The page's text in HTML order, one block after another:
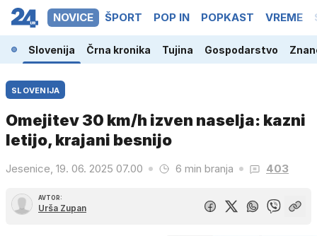
NOVICE ŠPORT POP IN POPKAST VREME
Slovenija Črna kronika Tujina Gospodarstvo
SLOVENIJA
Omejitev 30 km/h izven naselja: kazni
letijo, krajani besnijo
Jesenice, 19. 06. 2025 07.00 6 min branja 403
AVTOR:
Urša Zupan